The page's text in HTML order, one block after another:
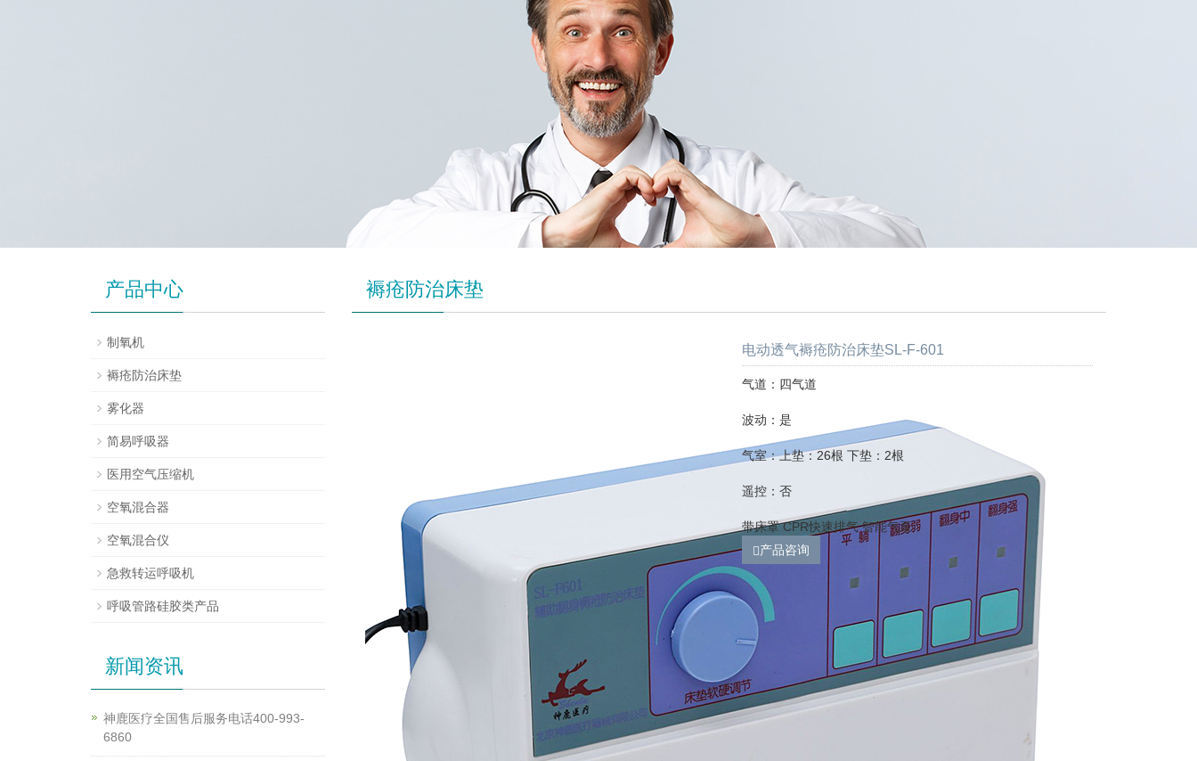
褥疮防治床垫
电动透气褥疮防治床垫SL-F-601
气道：四气道
波动：是
气室：上垫：26根 下垫：2根
遥控：否
带床罩 CPR快速排气 智能气泵
产品咨询
产品中心
制氧机
褥疮防治床垫
雾化器
简易呼吸器
医用空气压缩机
空氧混合器
空氧混合仪
急救转运呼吸机
呼吸管路硅胶类产品
新闻资讯
神鹿医疗全国售后服务电话400-993-
6860